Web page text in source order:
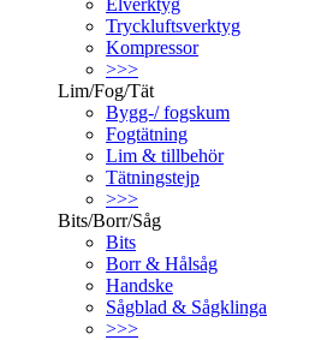
Elverktyg
Tryckluftsverktyg
Kompressor
>>>
Lim/Fog/Tät
Bygg-/ fogskum
Fogtätning
Lim & tillbehör
Tätningstejp
>>>
Bits/Borr/Såg
Bits
Borr & Hålsåg
Handske
Sågblad & Sågklinga
>>>